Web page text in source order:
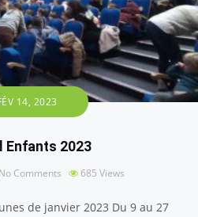
14, 2023
Enfants 2023
Comments 685 Views
de janvier 2023 Du 9 au 27